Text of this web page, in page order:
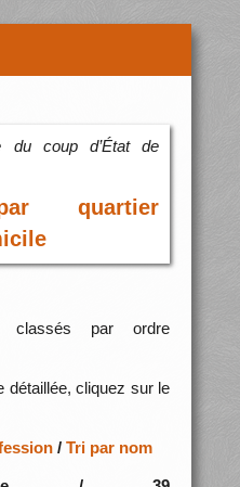
du coup d’État de
quartier
classés par ordre
détaillée, cliquez sur le
/ Tri par nom